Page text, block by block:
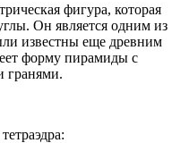
фигура, которая
Он является одним из
известны еще древним
форму пирамиды с
гранями.